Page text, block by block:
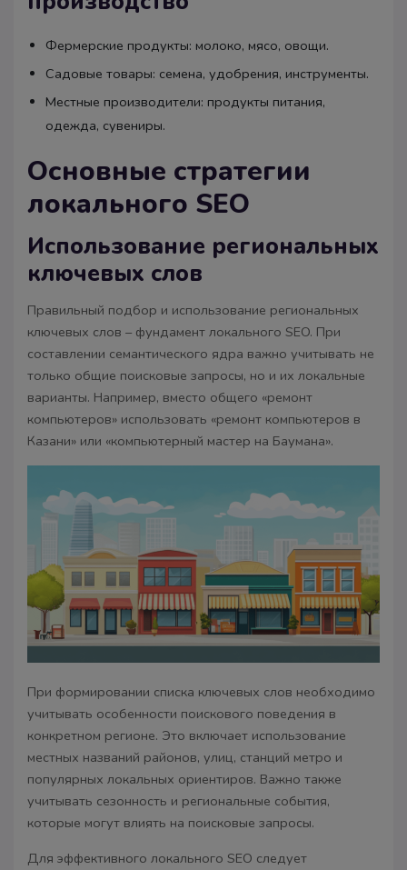
Фермерские продукты: молоко, мясо, овощи.
Садовые товары: семена, удобрения, инструменты.
Местные производители: продукты питания,
одежда, сувениры.
Основные стратегии
локального SEO
Использование региональных
ключевых слов
Правильный подбор и использование региональных
ключевых слов – фундамент локального SEO. При
составлении семантического ядра важно учитывать не
только общие поисковые запросы, но и их локальные
варианты. Например, вместо общего «ремонт
компьютеров» использовать «ремонт компьютеров в
Казани» или «компьютерный мастер на Баумана».
При формировании списка ключевых слов необходимо
учитывать особенности поискового поведения в
конкретном регионе. Это включает использование
местных названий районов, улиц, станций метро и
популярных локальных ориентиров. Важно также
учитывать сезонность и региональные события,
которые могут влиять на поисковые запросы.
Для эффективного локального SEO следует